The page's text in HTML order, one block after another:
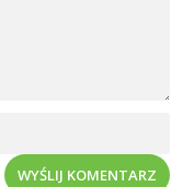
WYŚLIJ KOMENTARZ